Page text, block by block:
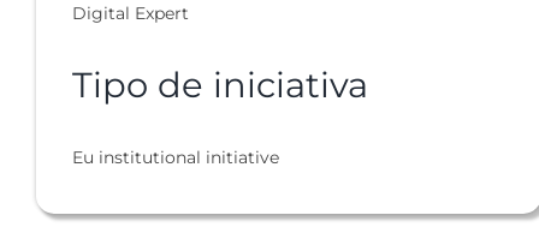
Digital Expert
Tipo de iniciativa
Eu institutional initiative